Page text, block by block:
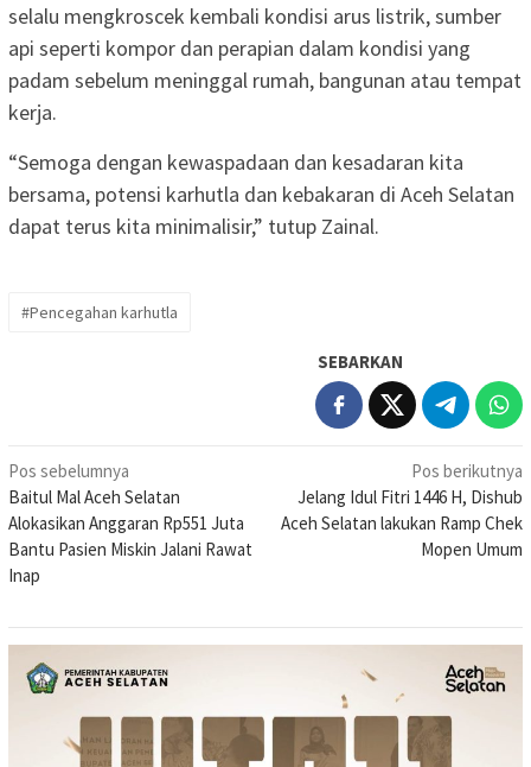
selalu mengkroscek kembali kondisi arus listrik, sumber
api seperti kompor dan perapian dalam kondisi yang
padam sebelum meninggal rumah, bangunan atau tempat
kerja.
“Semoga dengan kewaspadaan dan kesadaran kita
bersama, potensi karhutla dan kebakaran di Aceh Selatan
dapat terus kita minimalisir,” tutup Zainal.
#Pencegahan karhutla
SEBARKAN
Navigasi
pos
Pos sebelumnya
Baitul Mal Aceh Selatan
Alokasikan Anggaran Rp551 Juta
Bantu Pasien Miskin Jalani Rawat
Inap
Pos berikutnya
Jelang Idul Fitri 1446 H, Dishub
Aceh Selatan lakukan Ramp Chek
Mopen Umum